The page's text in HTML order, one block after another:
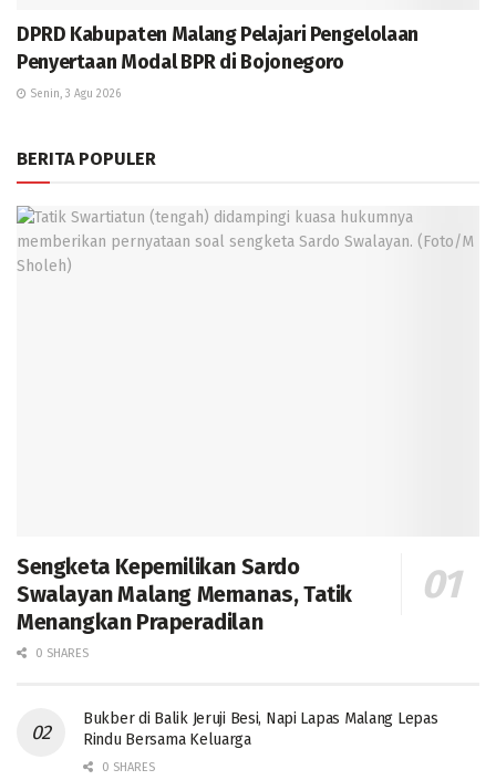
DPRD Kabupaten Malang Pelajari Pengelolaan
Penyertaan Modal BPR di Bojonegoro
Senin, 3 Agu 2026
BERITA POPULER
Sengketa Kepemilikan Sardo
Swalayan Malang Memanas, Tatik
Menangkan Praperadilan
0 SHARES
Bukber di Balik Jeruji Besi, Napi Lapas Malang Lepas
Rindu Bersama Keluarga
0 SHARES